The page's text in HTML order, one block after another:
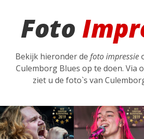
Foto
Bekijk hieronder de foto impressie
Culemborg Blues op te doen. Via
ziet u de foto`s van